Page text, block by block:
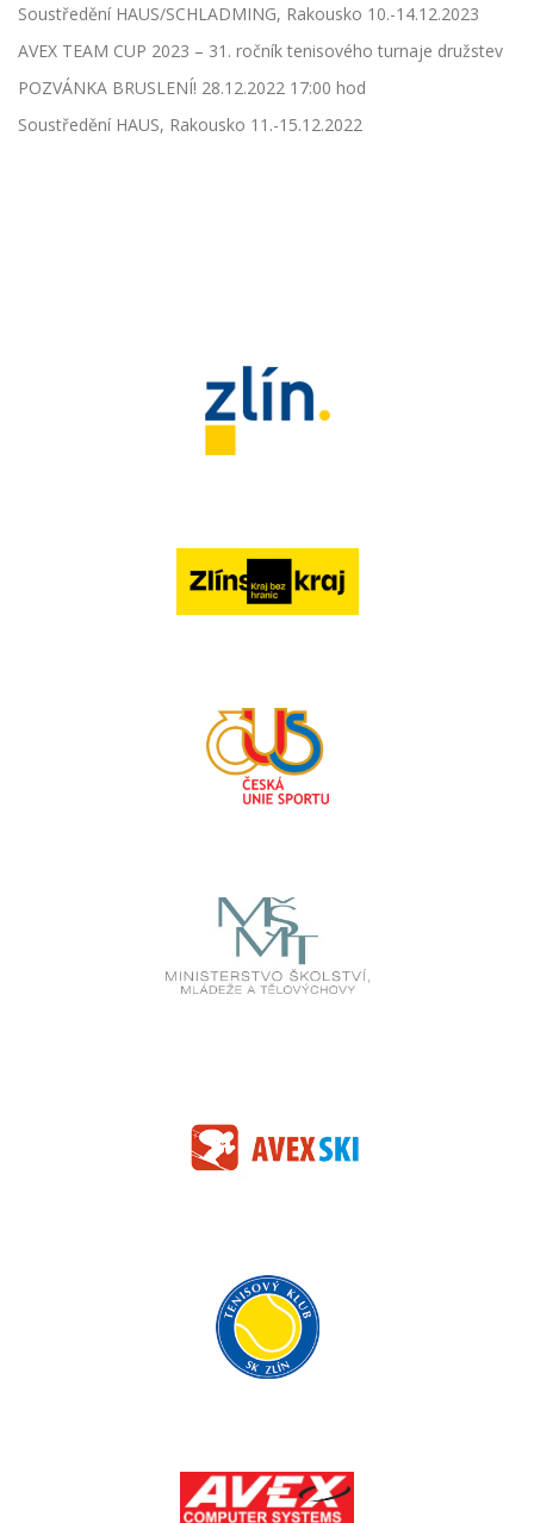
Soustředění HAUS/SCHLADMING, Rakousko 10.-14.12.2023
AVEX TEAM CUP 2023 – 31. ročník tenisového turnaje družstev
POZVÁNKA BRUSLENÍ! 28.12.2022 17:00 hod
Soustředění HAUS, Rakousko 11.-15.12.2022